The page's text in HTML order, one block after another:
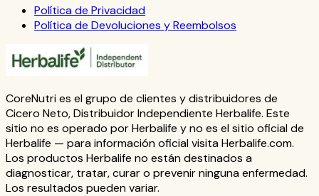
Política de Privacidad
Política de Devoluciones y Reembolsos
CoreNutri es el grupo de clientes y distribuidores de
Cicero Neto, Distribuidor Independiente Herbalife. Este
sitio no es operado por Herbalife y no es el sitio oficial de
Herbalife — para información oficial visita Herbalife.com.
Los productos Herbalife no están destinados a
diagnosticar, tratar, curar o prevenir ninguna enfermedad.
Los resultados pueden variar.